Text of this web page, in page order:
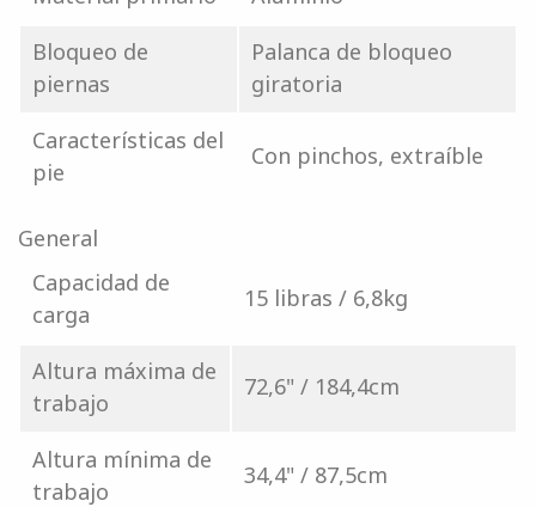
Bloqueo de
piernas
Palanca de bloqueo
giratoria
Características del
pie
Con pinchos, extraíble
General
Capacidad de
carga
15 libras / 6,8kg
Altura máxima de
trabajo
72,6" / 184,4cm
Altura mínima de
trabajo
34,4" / 87,5cm